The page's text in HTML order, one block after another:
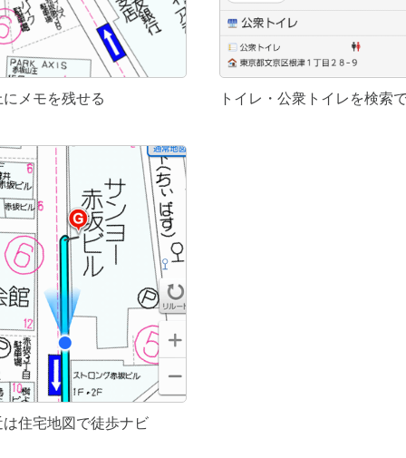
メモを残せる トイレ・公衆トイレを検索
住宅地図で徒歩ナビ